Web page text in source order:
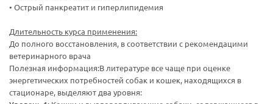
• Острый панкреатит и гиперлипидемия
Длительность курса применения:
До полного восстановления, в соответствии с рекомендацими
ветеринарного врача
Полезная информация:В литературе все чаще при оценке
энергетических потребностей собак и кошек, находящихся в
стационаре, выделяют два уровня: